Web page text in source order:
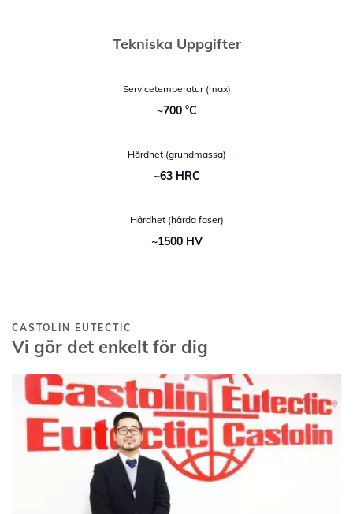
Tekniska Uppgifter
Servicetemperatur (max)
~700 °C
Hårdhet (grundmassa)
~63 HRC
Hårdhet (hårda faser)
~1500 HV
CASTOLIN EUTECTIC
Vi gör det enkelt för dig